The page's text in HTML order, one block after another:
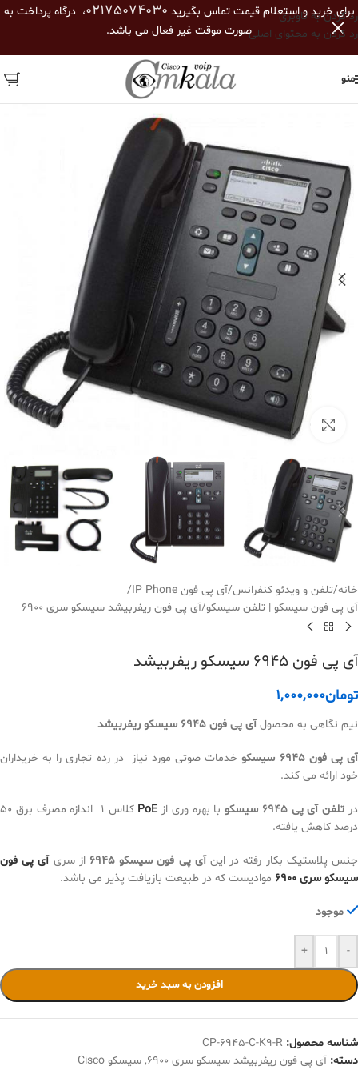
رد کردن به ناوبری
رد کردن به محتوای اصلی
برای خرید و استعلام قیمت تماس بگیرید 02175074030، درگاه پرداخت به
صورت موقت غیر فعال می باشد.
منو
بزرگنمایی تصویر
خانه/تلفن و ویدئو کنفرانس/آی پی فون IP Phone
/
آی پی فون سیسکو | تلفن سیسکو/آی پی فون ریفربیشد سیسکو سری 6900
آی پی فون 6945 سیسکو ریفربیشد
تومان1,000,000
نیم نگاهی به محصولآی پی فون 6945 سیسکو ریفربیشد
آی پی فون 6945 سیسکو
خدمات صوتی مورد نیاز در رده تجاری را به خریداران
خود ارائه می کند.
در تلفن آی پی 6945 سیسکو با بهره وری از PoE
کلاس 1 اندازه مصرف برق 50
درصد کاهش یافته.
جنس پلاستیک بکار رفته در اینآی پی فون سیسکو 6945 از سریآی پی فون
سیسکو سری 6900
موادیست که در طبیعت بازیافت پذیر می باشد.
موجود
-
+
افزودن به سبد خرید
شناسه محصول: CP-6945-C-K9-R
دسته: آی پی فون ریفربیشد سیسکو سری 6900 , سیسکو Cisco